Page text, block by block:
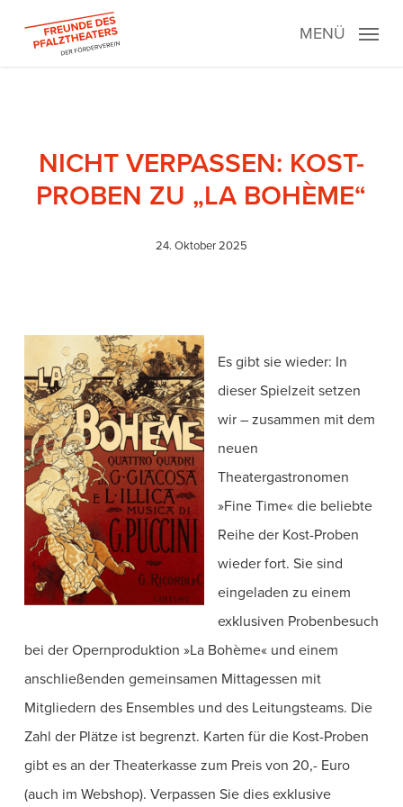
MENÜ
NICHT VERPASSEN: KOST-
PROBEN ZU „LA BOHÈME“
24. Oktober 2025
Es gibt sie wieder: In
dieser Spielzeit setzen
wir – zusammen mit dem
neuen
Theatergastronomen
»Fine Time« die beliebte
Reihe der Kost-Proben
wieder fort. Sie sind
eingeladen zu einem
exklusiven Probenbesuch
bei der Opernproduktion »La Bohème« und einem
anschließenden gemeinsamen Mittagessen mit
Mitgliedern des Ensembles und des Leitungsteams. Die
Zahl der Plätze ist begrenzt. Karten für die Kost-Proben
gibt es an der Theaterkasse zum Preis von 20,- Euro
(auch im Webshop). Verpassen Sie dies exklusive